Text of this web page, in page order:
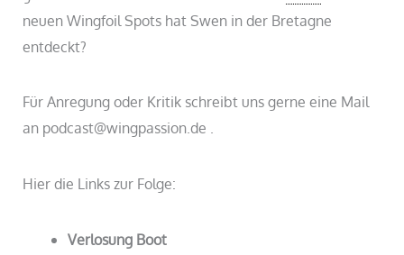
neuen Wingfoil Spots hat Swen in der Bretagne
entdeckt?
Für Anregung oder Kritik schreibt uns gerne eine Mail
an podcast@wingpassion.de .
Hier die Links zur Folge:
Verlosung Boot